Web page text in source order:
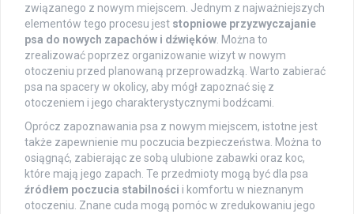
związanego z nowym miejscem. Jednym z najważniejszych
elementów tego procesu jest stopniowe przyzwyczajanie
psa do nowych zapachów i dźwięków. Można to
zrealizować poprzez organizowanie wizyt w nowym
otoczeniu przed planowaną przeprowadzką. Warto zabierać
psa na spacery w okolicy, aby mógł zapoznać się z
otoczeniem i jego charakterystycznymi bodźcami.
Oprócz zapoznawania psa z nowym miejscem, istotne jest
także zapewnienie mu poczucia bezpieczeństwa. Można to
osiągnąć, zabierając ze sobą ulubione zabawki oraz koc,
które mają jego zapach. Te przedmioty mogą być dla psa
źródłem poczucia stabilności i komfortu w nieznanym
otoczeniu. Znane cuda mogą pomóc w zredukowaniu jego